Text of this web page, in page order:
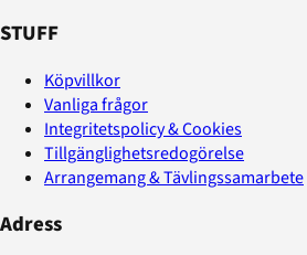
STUFF
Köpvillkor
Vanliga frågor
Integritetspolicy & Cookies
Tillgänglighetsredogörelse
Arrangemang & Tävlingssamarbete
Adress